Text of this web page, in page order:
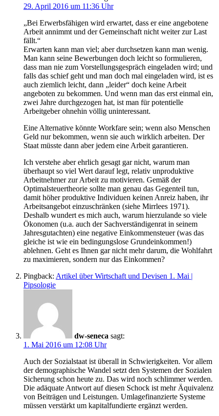
29. April 2016 um 11:36 Uhr
„Bei Erwerbsfähigen wird erwartet, dass er eine angebotene
Arbeit annimmt und der Gemeinschaft nicht weiter zur Last
fällt.“
Erwarten kann man viel; aber durchsetzen kann man wenig.
Man kann seine Bewerbungen doch leicht so formulieren,
dass man nie zum Vorstellungsgespräch eingeladen wird; und
falls das schief geht und man doch mal eingeladen wird, ist es
auch ziemlich leicht, dann „leider“ doch keine Arbeit
angeboten zu bekommen. Und wenn man das erst einmal ein,
zwei Jahre durchgezogen hat, ist man für potentielle
Arbeitgeber ohnehin völlig uninteressant.
Eine Alternative könnte Workfare sein; wenn also Menschen
Geld nur bekommen, wenn sie auch wirklich arbeiten. Der
Staat müsste dann aber jedem eine Arbeit garantieren.
Ich verstehe aber ehrlich gesagt gar nicht, warum man
überhaupt so viel Wert darauf legt, relativ unproduktive
Arbeitnehmer zur Arbeit zu motivieren. Gemäß der
Optimalsteuertheorie sollte man genau das Gegenteil tun,
damit höher produktive Individuen keinen Anreiz haben, ihr
Arbeitsangebot einzuschränken (siehe Mirrlees 1971).
Deshalb wundert es mich auch, warum hierzulande so viele
Ökonomen (u.a. auch der Sachverständigenrat in seinem
Jahresgutachten) eine negative Einkommensteuer (was das
gleiche ist wie ein bedingungslose Grundeinkommen!)
ablehnen. Geht es Ihnen gar nicht mehr darum, die Wohlfahrt
zu maximieren, sondern nur das Einkommen?
Pingback: Artikel über Wirtschaft und Devisen 1. Mai |
Pipsologie
dw-seneca sagt:
1. Mai 2016 um 12:08 Uhr
Auch der Sozialstaat ist überall in Schwierigkeiten. Vor allem
der demographische Wandel setzt den Systemen der Sozialen
Sicherung schon heute zu. Das wird noch schlimmer werden.
Die adäquate Antwort auf diesen Schock ist mehr Äquivalenz
von Beiträgen und Leistungen. Umlagefinanzierte Systeme
müssen verstärkt um kapitalfundierte ergänzt werden.